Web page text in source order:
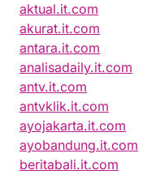
aktual.it.com
akurat.it.com
antara.it.com
analisadaily.it.com
antv.it.com
antvklik.it.com
ayojakarta.it.com
ayobandung.it.com
beritabali.it.com